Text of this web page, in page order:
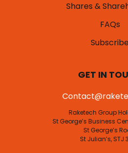
Shares &
FAQs
GET IN
Raketech Group
St George’s Business
St George’s
St Julian’s, STJ